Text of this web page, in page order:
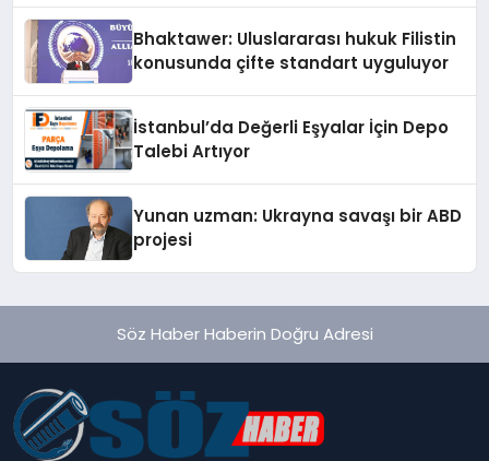
Bhaktawer: Uluslararası hukuk Filistin
konusunda çifte standart uyguluyor
İstanbul’da Değerli Eşyalar İçin Depo
Talebi Artıyor
Yunan uzman: Ukrayna savaşı bir ABD
projesi
Söz Haber Haberin Doğru Adresi